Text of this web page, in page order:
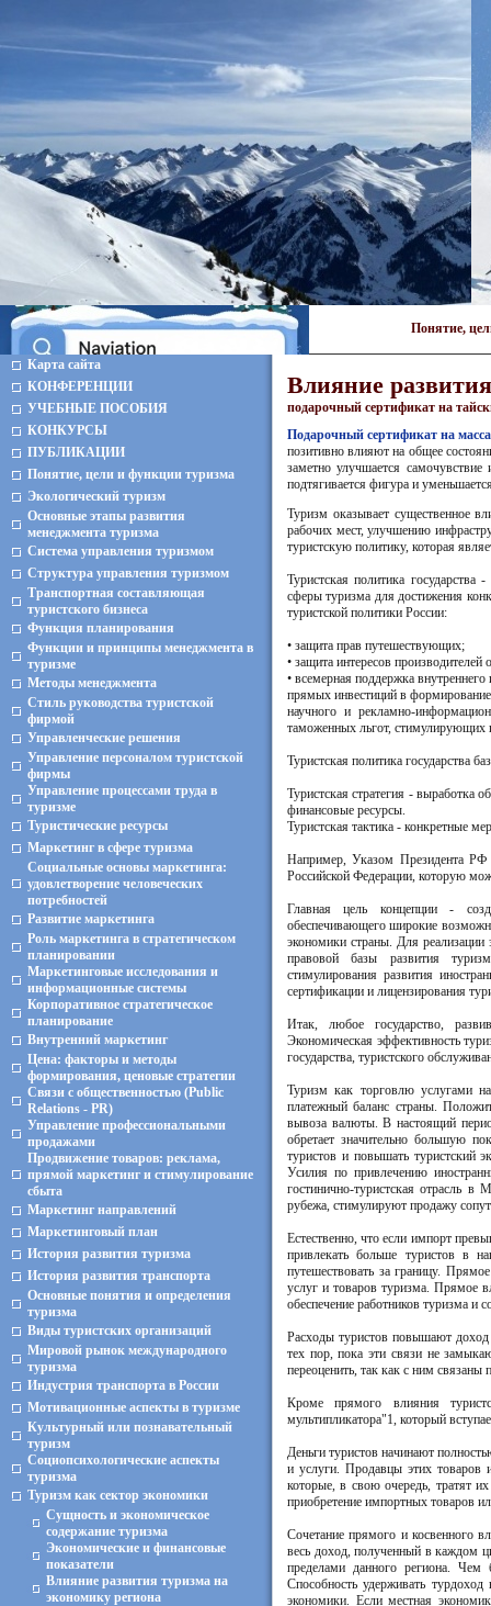
Понятие,
Карта сайта
КОНФЕРЕНЦИИ
УЧЕБНЫЕ ПОСОБИЯ
КОНКУРСЫ
ПУБЛИКАЦИИ
Понятие, цели и функции туризма
Экологический туризм
Основные этапы развития
менеджмента туризма
Система управления туризмом
Структура управления туризмом
Транспортная составляющая
туристского бизнеса
Функция планирования
Функции и принципы менеджмента в
туризме
Методы менеджмента
Стиль руководства туристской
фирмой
Управленческие решения
Управление персоналом туристской
фирмы
Управление процессами труда в
туризме
Туристические ресурсы
Маркетинг в сфере туризма
Социальные основы маркетинга:
удовлетворение человеческих
потребностей
Развитие маркетинга
Роль маркетинга в стратегическом
планировании
Маркетинговые исследования и
информационные системы
Корпоративное стратегическое
планирование
Внутренний маркетинг
Цена: факторы и методы
формирования, ценовые стратегии
Связи с общественностью (Public
Relations - PR)
Управление профессиональными
продажами
Продвижение товаров: реклама,
прямой маркетинг и стимулирование
сбыта
Маркетинг направлений
Маркетинговый план
История развития туризма
История развития транспорта
Основные понятия и определения
туризма
Виды туристских организаций
Мировой рынок международного
туризма
Индустрия транспорта в России
Мотивационные аспекты в туризме
Культурный или познавательный
туризм
Социопсихологические аспекты
туризма
Туризм как сектор экономики
Сущность и экономическое
содержание туризма
Экономические и финансовые
показатели
Влияние развития туризма на
экономику региона
Влияние
подарочный сертификат на
Подарочный сертификат на
позитивно влияют на общее
заметно улучшается
подтягивается фигура и
Туризм оказывает существенное
рабочих мест, улучшению
туристскую политику, которая
Туристская политика
сферы туризма для достижения
туристской политики России:
• защита прав путешествующих;
• защита интересов производителей
• всемерная поддержка
прямых инвестиций в
научного и рекламно-
таможенных льгот, стимулирующих
Туристская политика государства
Туристская стратегия - выработка
финансовые ресурсы.
Туристская тактика - конкретные
Например, Указом Президента РФ
Российской Федерации, которую
Главная цель концепции -
обеспечивающего широкие
экономики страны. Для реализации
правовой базы развития
стимулирования развития
сертификации и лицензирования
Итак, любое государство,
Экономическая эффективность
государства, туристского
Туризм как торговлю услугами
платежный баланс страны.
вывоза валюты. В настоящий
обретает значительно большую
туристов и повышать туристский
Усилия по привлечению
гостинично-туристская отрасль
рубежа, стимулируют продажу
Естественно, что если импорт
привлекать больше туристов в
путешествовать за границу.
услуг и товаров туризма. Прямое
обеспечение работников туризма и
Расходы туристов повышают доход
тех пор, пока эти связи не
переоценить, так как с ним
Кроме прямого влияния
мультипликатора"1, который
Деньги туристов начинают
и услуги. Продавцы этих товаров
которые, в свою очередь, тратят
приобретение импортных товаров
Сочетание прямого и косвенного
весь доход, полученный в каждом
пределами данного региона. Чем
Способность удерживать турдоход
экономики. Если местная